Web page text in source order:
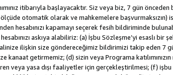
itibarıyla başlayacaktır. Siz veya biz, 7 gün
otomatik olarak ve mahkemelere
hesabınızı kapamayı seçerek fesih bildiriminde
askıya alabiliriz: (a) İşbu Sözleşme’yi esaslı bir
ilişkin size göndereceğimiz bildirimizi takip eden 7
getirmemiz; (d) sizin veya Programa katılımınızın
içeren veya yasa dışı faaliyetler için gerçekleştirilmesi; (f)